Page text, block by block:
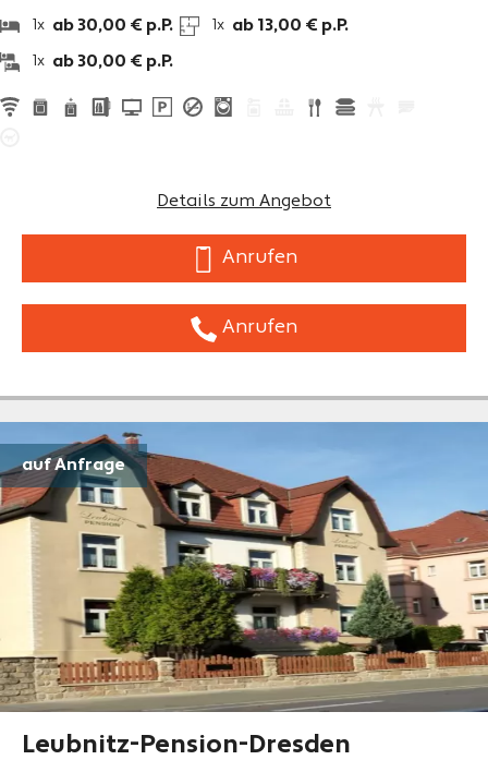
1x ab 30,00 € p.P.
1x ab 30,00 € p.P.
1x ab 13,00 € p.P.
Details zum Angebot
Anrufen
Anrufen
Leubnitz-Pension-Dresden
auf Anfrage